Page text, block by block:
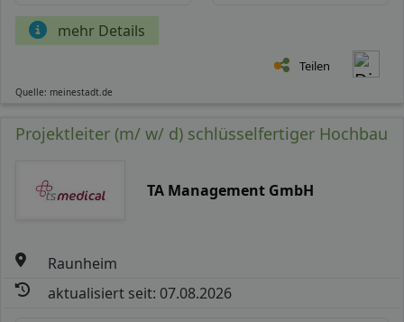
mehr Details
Teilen
Quelle: meinestadt.de
Projektleiter (m/ w/ d) schlüsselfertiger Hochbau
TA Management GmbH
Raunheim
aktualisiert seit: 07.08.2026